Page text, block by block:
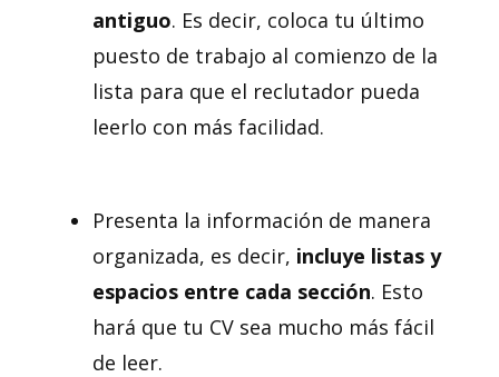
antiguo. Es decir, coloca tu último
puesto de trabajo al comienzo de la
lista para que el reclutador pueda
leerlo con más facilidad.
Presenta la información de manera
organizada, es decir, incluye listas y
espacios entre cada sección. Esto
hará que tu CV sea mucho más fácil
de leer.